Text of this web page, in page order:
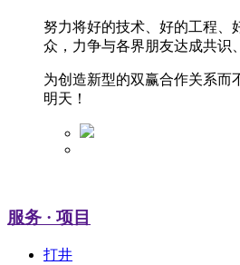
努力将好的技术、好的工程、
众，力争与各界朋友达成共识
为创造新型的双赢合作关系而
明天！
服务 · 项目
打井